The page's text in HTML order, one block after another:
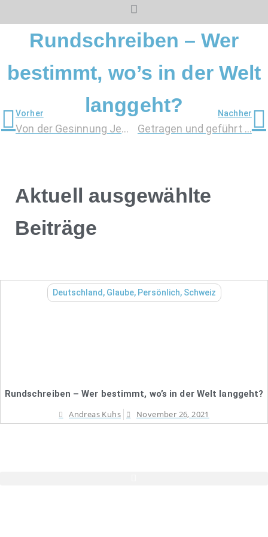
Rundschreiben – Wer
bestimmt, wo’s in der Welt
langgeht?
Vorher
Von der Gesinnung Jesu Christi lernen (Predigtabschrift)
Nachher
Getragen und geführt …
Aktuell ausgewählte
Beiträge
Deutschland , Glaube, Persönlich, Schweiz
Rundschreiben – Wer bestimmt, wo’s in der Welt langgeht?
Andreas Kuhs
November 26, 2021